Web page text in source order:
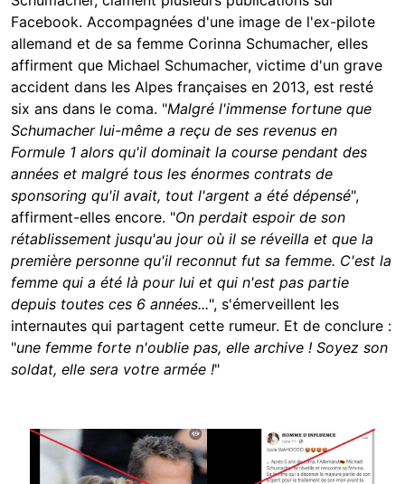
Facebook. Accompagnées d'une image de l'ex-pilote
allemand et de sa femme Corinna Schumacher, elles
affirment que Michael Schumacher, victime d'un grave
accident dans les Alpes françaises en 2013, est resté
six ans dans le coma. "Malgré l'immense fortune que
Schumacher lui-même a reçu de ses revenus en
Formule 1 alors qu'il dominait la course pendant des
années et malgré tous les énormes contrats de
sponsoring qu'il avait, tout l'argent a été dépensé",
affirment-elles encore. "On perdait espoir de son
rétablissement jusqu'au jour où il se réveilla et que la
première personne qu'il reconnut fut sa femme. C'est la
femme qui a été là pour lui et qui n'est pas partie
depuis toutes ces 6 années...", s'émerveillent les
internautes qui partagent cette rumeur. Et de conclure :
"une femme forte n'oublie pas, elle archive ! Soyez son
soldat, elle sera votre armée !"
Image